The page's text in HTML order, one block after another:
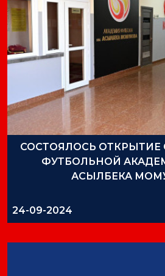
СОСТОЯЛОСЬ
ФУТБОЛЬНОЙ
АСЫЛБЕКА
24-09-2024